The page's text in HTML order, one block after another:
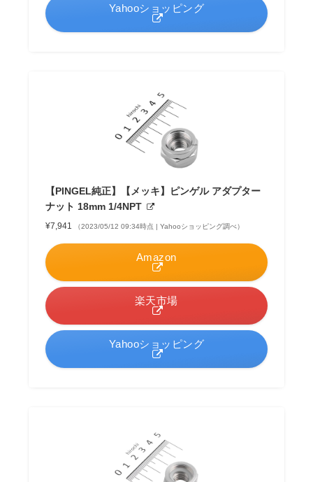
Yahooショッピング
【PINGEL純正】【メッキ】ピンゲル アダプター
ナット 18mm 1/4NPT
¥7,941 （2023/05/12 09:34時点 | Yahooショッピング調べ）
Amazon
楽天市場
Yahooショッピング